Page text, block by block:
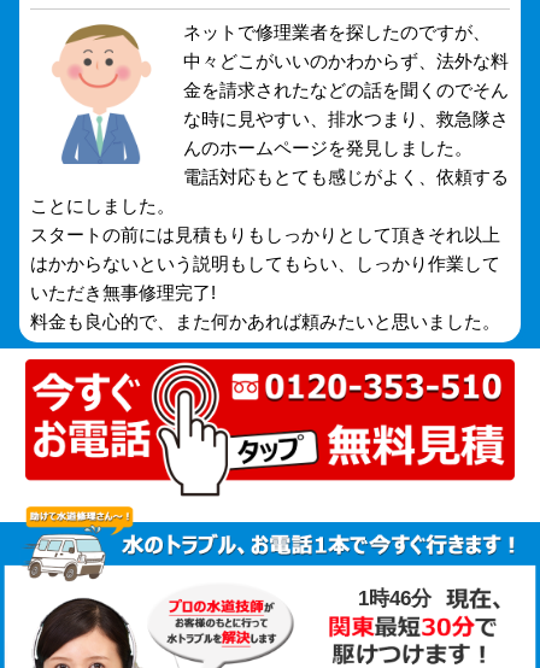
ネットで修理業者を探したのですが、
中々どこがいいのかわからず、法外な料
金を請求されたなどの話を聞くのでそん
な時に見やすい、排水つまり、救急隊さ
んのホームページを発見しました。
電話対応もとても感じがよく、依頼する
ことにしました。
スタートの前には見積もりもしっかりとして頂きそれ以上
はかからないという説明もしてもらい、しっかり作業して
いただき無事修理完了!
料金も良心的で、また何かあれば頼みたいと思いました。
1時46分